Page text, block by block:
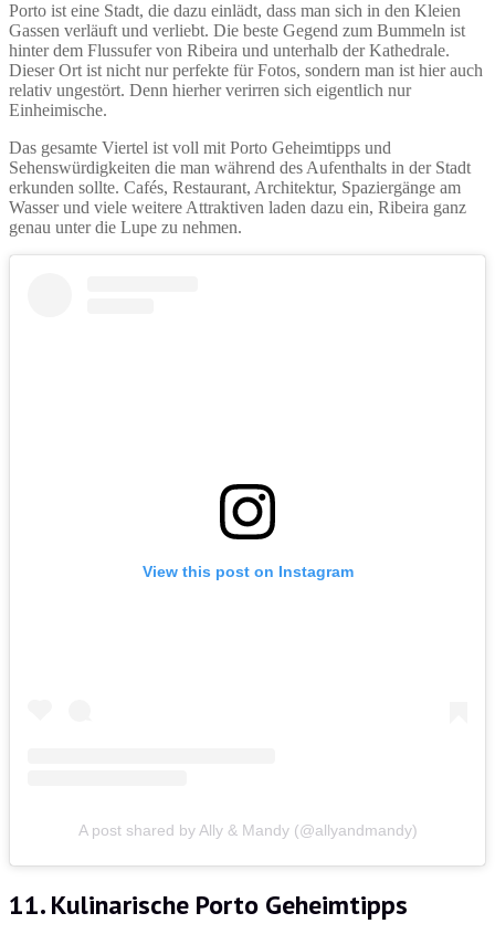
Porto ist eine Stadt, die dazu einlädt, dass man sich in den Kleien
Gassen verläuft und verliebt. Die beste Gegend zum Bummeln ist
hinter dem Flussufer von Ribeira und unterhalb der Kathedrale.
Dieser Ort ist nicht nur perfekte für Fotos, sondern man ist hier auch
relativ ungestört. Denn hierher verirren sich eigentlich nur
Einheimische.
Das gesamte Viertel ist voll mit Porto Geheimtipps und
Sehenswürdigkeiten die man während des Aufenthalts in der Stadt
erkunden sollte. Cafés, Restaurant, Architektur, Spaziergänge am
Wasser und viele weitere Attraktiven laden dazu ein, Ribeira ganz
genau unter die Lupe zu nehmen.
View this post on Instagram
A post shared by Ally & Mandy (@allyandmandy)
11. Kulinarische Porto Geheimtipps